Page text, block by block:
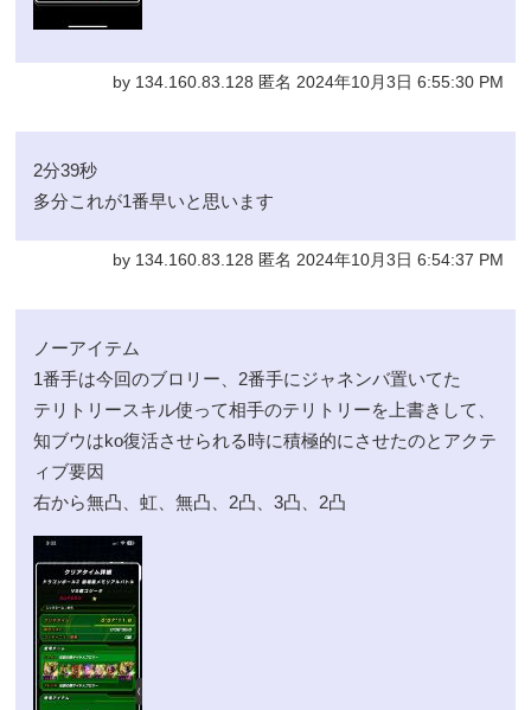
by 134.160.83.128 匿名 2024年10月3日 6:55:30 PM
2分39秒
多分これが1番早いと思います
by 134.160.83.128 匿名 2024年10月3日 6:54:37 PM
ノーアイテム
1番手は今回のブロリー、2番手にジャネンバ置いてた
テリトリースキル使って相手のテリトリーを上書きして、
知ブウはko復活させられる時に積極的にさせたのとアクテ
ィブ要因
右から無凸、虹、無凸、2凸、3凸、2凸